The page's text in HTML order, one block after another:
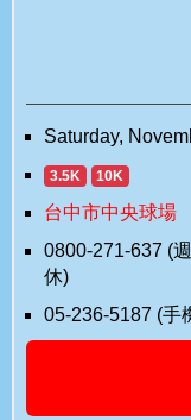
Saturday,
3.5K 10K
台中市中央球場
0800-271-637 (
休)
05-236-5187 (手